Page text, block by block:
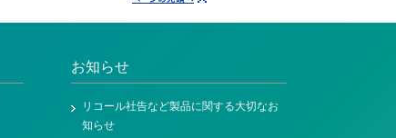
お知らせ
リコール社告など製品に関する大切なお
知らせ